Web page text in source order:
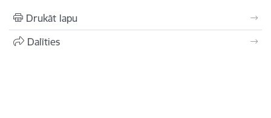
Drukāt lapu
Dalīties